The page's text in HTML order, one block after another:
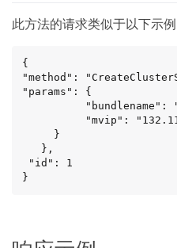
此方法的请求类似于以下示例
{
"method":
"params": {
}